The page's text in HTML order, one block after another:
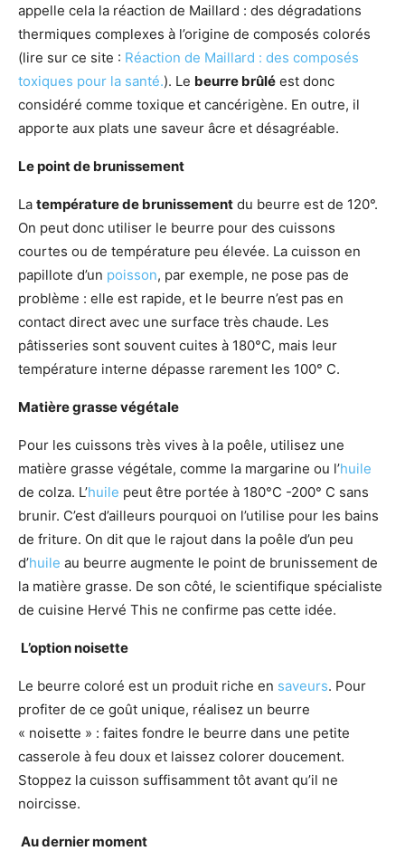
appelle cela la réaction de Maillard : des dégradations
thermiques complexes à l’origine de composés colorés
(lire sur ce site : Réaction de Maillard : des composés
toxiques pour la santé.). Le beurre brûlé est donc
considéré comme toxique et cancérigène. En outre, il
apporte aux plats une saveur âcre et désagréable.
Le point de brunissement
La température de brunissement du beurre est de 120°.
On peut donc utiliser le beurre pour des cuissons
courtes ou de température peu élevée. La cuisson en
papillote d’un poisson, par exemple, ne pose pas de
problème : elle est rapide, et le beurre n’est pas en
contact direct avec une surface très chaude. Les
pâtisseries sont souvent cuites à 180°C, mais leur
température interne dépasse rarement les 100° C.
Matière grasse végétale
Pour les cuissons très vives à la poêle, utilisez une
matière grasse végétale, comme la margarine ou l’huile
de colza. L’huile peut être portée à 180°C -200° C sans
brunir. C’est d’ailleurs pourquoi on l’utilise pour les bains
de friture. On dit que le rajout dans la poêle d’un peu
d’huile au beurre augmente le point de brunissement de
la matière grasse. De son côté, le scientifique spécialiste
de cuisine Hervé This ne confirme pas cette idée.
L’option noisette
Le beurre coloré est un produit riche en saveurs. Pour
profiter de ce goût unique, réalisez un beurre
« noisette » : faites fondre le beurre dans une petite
casserole à feu doux et laissez colorer doucement.
Stoppez la cuisson suffisamment tôt avant qu’il ne
noircisse.
Au dernier moment